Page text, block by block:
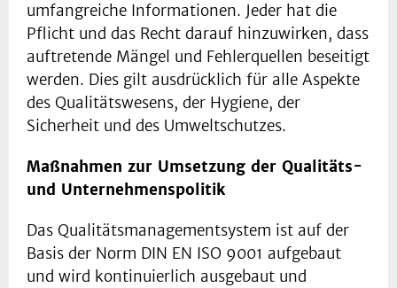
umfangreiche Informationen. Jeder hat die
Pflicht und das Recht darauf hinzuwirken, dass
auftretende Mängel und Fehlerquellen beseitigt
werden. Dies gilt ausdrücklich für alle Aspekte
des Qualitätswesens, der Hygiene, der
Sicherheit und des Umweltschutzes.
Maßnahmen zur Umsetzung der Qualitäts-
und Unternehmenspolitik
Das Qualitätsmanagementsystem ist auf der
Basis der Norm DIN EN ISO 9001 aufgebaut
und wird kontinuierlich ausgebaut und